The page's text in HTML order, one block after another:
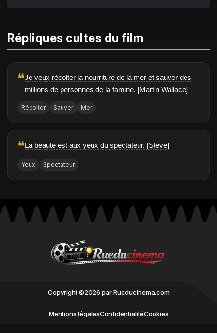
Répliques cultes du film
❝Je veux récolter la nourriture de la mer et sauver des
millions de personnes de la famine. [Martin Wallace]
Récolter Sauver Mer
❝La beauté est aux yeux du spectateur. [Steve]
Yeux Spectateur
Copyright ©2026 par Rueducinema.com
Mentions légalesConfidentialitéCookies